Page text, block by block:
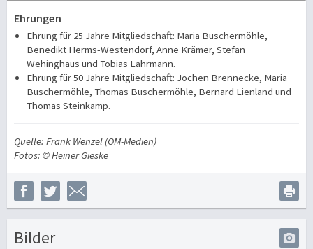
Ehrungen
Ehrung für 25 Jahre Mitgliedschaft: Maria Buschermöhle,
Benedikt Herms-Westendorf, Anne Krämer, Stefan
Wehinghaus und Tobias Lahrmann.
Ehrung für 50 Jahre Mitgliedschaft: Jochen Brennecke, Maria
Buschermöhle, Thomas Buschermöhle, Bernard Lienland und
Thomas Steinkamp.
Quelle: Frank Wenzel (OM-Medien)
Fotos: © Heiner Gieske
Bilder